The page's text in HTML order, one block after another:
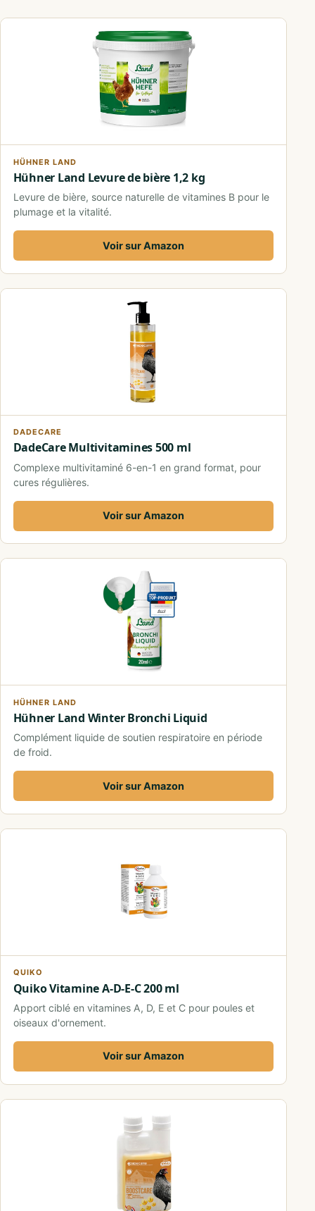
HÜHNER LAND
Hühner Land Levure de bière 1,2 kg
Levure de bière, source naturelle de vitamines B pour le
plumage et la vitalité.
Voir sur Amazon
DADECARE
DadeCare Multivitamines 500 ml
Complexe multivitaminé 6-en-1 en grand format, pour
cures régulières.
Voir sur Amazon
HÜHNER LAND
Hühner Land Winter Bronchi Liquid
Complément liquide de soutien respiratoire en période
de froid.
Voir sur Amazon
QUIKO
Quiko Vitamine A-D-E-C 200 ml
Apport ciblé en vitamines A, D, E et C pour poules et
oiseaux d'ornement.
Voir sur Amazon